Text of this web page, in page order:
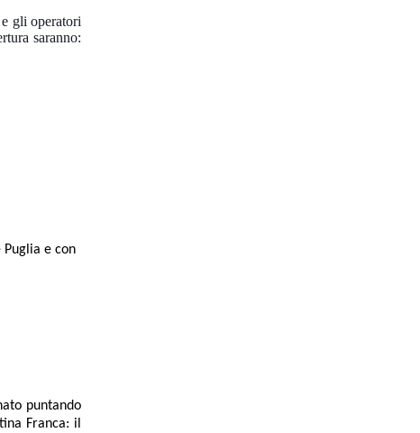
gli operatori
saranno:
e con
puntando
Franca: il